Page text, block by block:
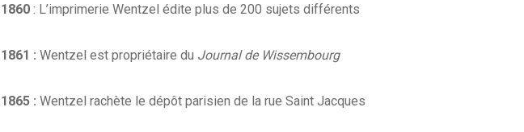
1860: L’imprimerie Wentzel édite plus de 200 sujets différents
1861 : Wentzel est propriétaire du Journal de Wissembourg
1865 : Wentzel rachète le dépôt parisien de la rue Saint Jacques